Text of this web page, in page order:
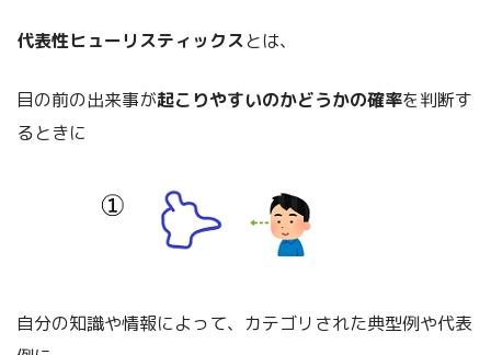
代表性ヒューリスティックスとは、
目の前の出来事が起こりやすいのかどうかの確率を判断す
るときに
自分の知識や情報によって、カテゴリされた典型例や代表